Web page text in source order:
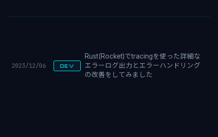
2023/12/06 DEV
Rust(Rocket)でtracingを使った詳細な
エラーログ出力とエラーハンドリング
の改善をしてみました